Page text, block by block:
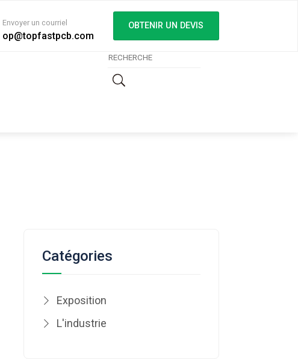
Envoyer un courriel
op@topfastpcb.com
OBTENIR UN DEVIS
Catégories
Exposition
L'industrie